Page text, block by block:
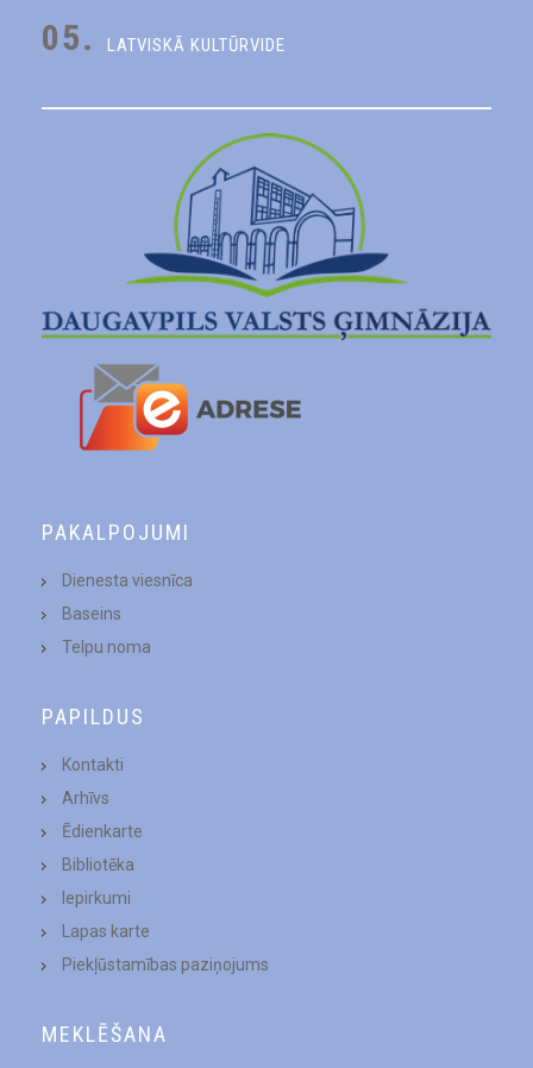
05. LATVISKĀ KULTŪRVIDE
PAKALPOJUMI
Dienesta viesnīca
Baseins
Telpu noma
PAPILDUS
Kontakti
Arhīvs
Ēdienkarte
Bibliotēka
Iepirkumi
Lapas karte
Piekļūstamības paziņojums
MEKLĒŠANA